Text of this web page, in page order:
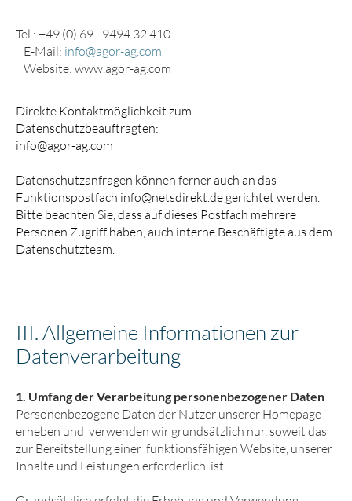
Tel.: +49 (0) 69 - 9494 32 410
E-Mail: info@agor-ag.com
Website: www.agor-ag.com
Direkte Kontaktmöglichkeit zum
Datenschutzbeauftragten:
info@agor-ag.com
Datenschutzanfragen können ferner auch an das
Funktionspostfach info@netsdirekt.de gerichtet werden.
Bitte beachten Sie, dass auf dieses Postfach mehrere
Personen Zugriff haben, auch interne Beschäftigte aus dem
Datenschutzteam.
III. Allgemeine Informationen zur
Daten­verarbeitung
1. Umfang der Verarbeitung personenbezogener Daten
Personenbezogene Daten der Nutzer unserer Homepage
erheben und verwenden wir grundsätzlich nur, soweit das
zur Bereitstellung einer funktionsfähigen Website, unserer
Inhalte und Leistungen erforderlich ist.